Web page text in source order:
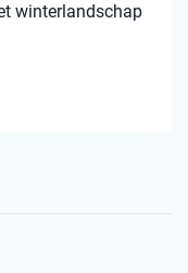
winterlandschap